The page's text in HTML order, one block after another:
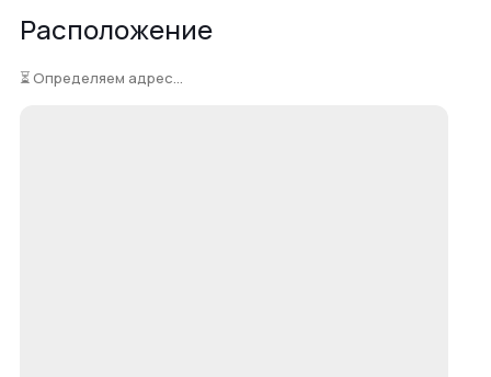
Расположение
⏳ Определяем адрес...